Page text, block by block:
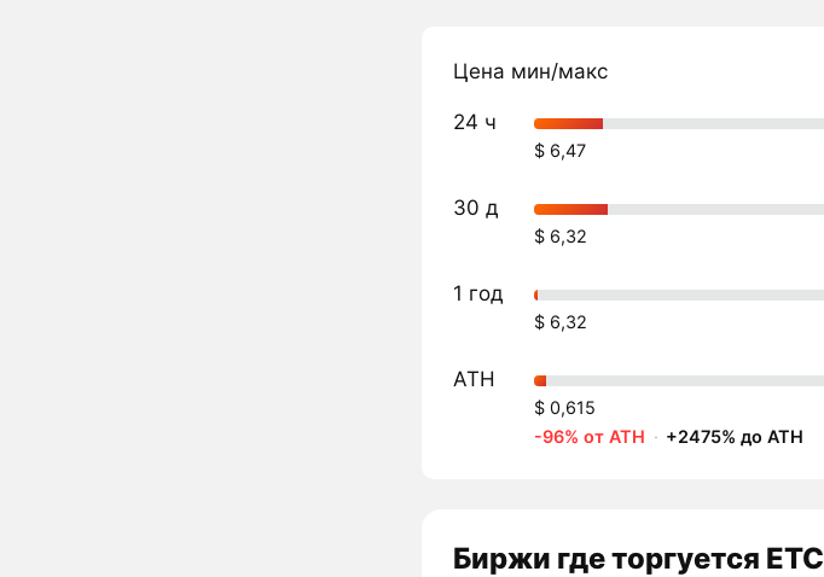
Цена мин/макс
24 ч
$ 6,47
30 д
$ 6,32
1 год
$ 6,32
ATH
$ 0,615
-96% от ATH · +2475% до ATH
Биржи где торгуется ETC